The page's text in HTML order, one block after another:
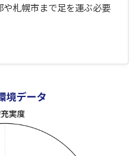
札幌市まで足を運ぶ必要